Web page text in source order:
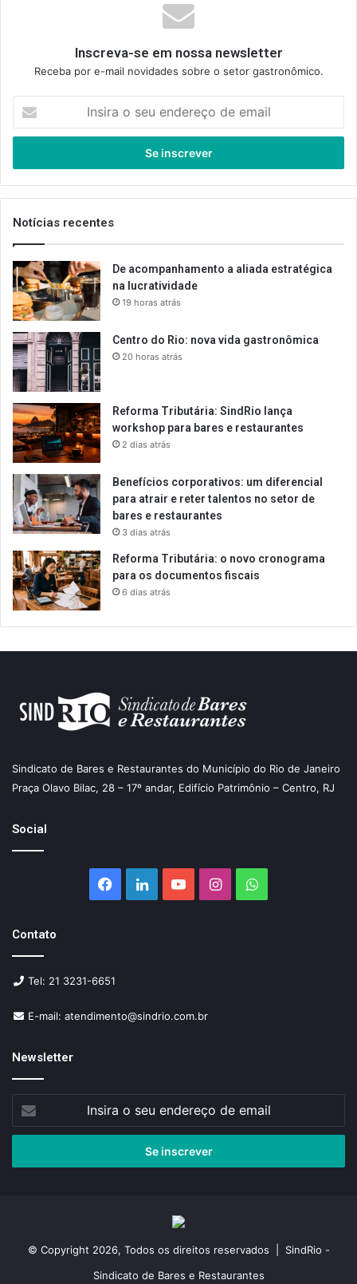
Inscreva-se em nossa newsletter
Receba por e-mail novidades sobre o setor gastronômico.
seu
de
email
Notícias recentes
De acompanhamento a aliada estratégica
na lucratividade
19 horas atrás
Centro do Rio: nova vida gastronômica
20 horas atrás
Reforma Tributária: SindRio lança
workshop para bares e restaurantes
2 dias atrás
Benefícios corporativos: um diferencial
para atrair e reter talentos no setor de
bares e restaurantes
3 dias atrás
Reforma Tributária: o novo cronograma
para os documentos fiscais
6 dias atrás
Sindicato de Bares e Restaurantes do Município do Rio de Janeiro
Praça Olavo Bilac, 28 – 17º andar, Edifício Patrimônio – Centro, RJ
Social
Facebook
LinkedinYouTubeInstagramWhatsApp
Contato
Tel: 21 3231-6651
E-mail: atendimento@sindrio.com.br
Newsletter
seu
de
© Copyright 2026, Todos os direitos reservados | SindRio -
Sindicato de Bares e Restaurantes